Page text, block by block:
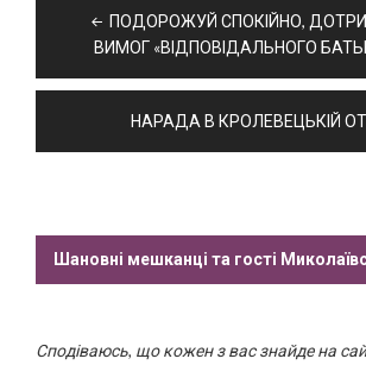
записівПОДОРОЖУЙ СПОКІЙНО,
ВИМОГ «ВІДПОВІДАЛЬНОГО
НАРАДА В КРОЛЕВЕЦЬКІЙ
Шановні мешканці та гості
Сподіваюсь, що кожен з вас знайде на